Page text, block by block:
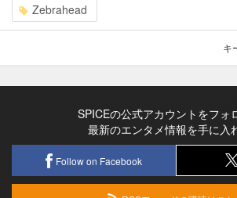
Zebrahead
キ
SPICEの公式アカウントをフォ
最新のエンタメ情報を手に入
Follow on Facebook